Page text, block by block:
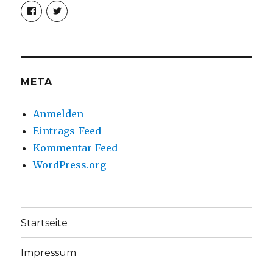
Profil
von
christoph.fleischer1
anzeigen
Profil
von
anzeigen
META
Anmelden
Eintrags-Feed
Kommentar-Feed
WordPress.org
Startseite
Impressum